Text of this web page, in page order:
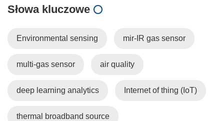
Słowa kluczowe
Environmental sensing mir-IR gas sensor
multi-gas sensor air quality
deep learning analytics Internet of thing (IoT)
thermal broadband source